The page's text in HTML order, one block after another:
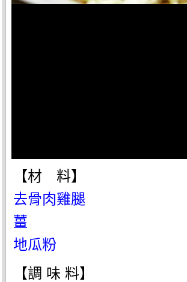
【材 料】
去骨肉雞腿
薑
地瓜粉
【調 味 料】